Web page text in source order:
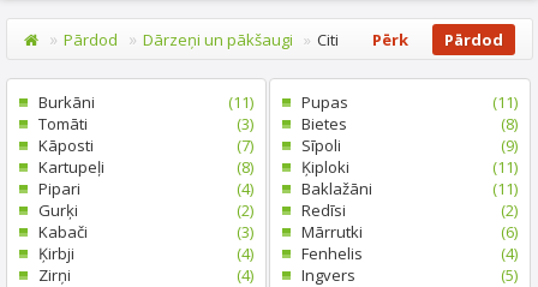
Pārdod Dārzeņi un pākšaugi Citi Pārdod
Pērk
Burkāni
(11)
Tomāti
(3)
Kāposti
(7)
Kartupeļi
(8)
Pipari
(4)
Gurķi
(2)
Kabači
(3)
Ķirbji
(4)
Zirņi
(4)
Pupas
(11)
Bietes
(8)
Sīpoli
(9)
Ķiploki
(11)
Baklažāni
(11)
Redīsi
(2)
Mārrutki
(6)
Fenhelis
(4)
Ingvers
(5)